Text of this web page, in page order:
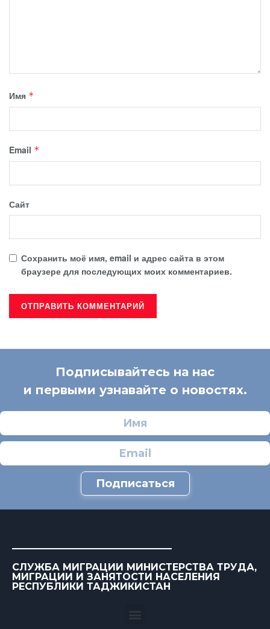
Имя *
Email *
Сайт
Сохранить моё имя, email и адрес сайта в этом
браузере для последующих моих комментариев.
Подписывайтесь на нас
и первыми узнавайте о новостях.
Подписаться
СЛУЖБА МИГРАЦИИ МИНИСТЕРСТВА ТРУДА,
МИГРАЦИИ И ЗАНЯТОСТИ НАСЕЛЕНИЯ
РЕСПУБЛИКИ ТАДЖИКИСТАН